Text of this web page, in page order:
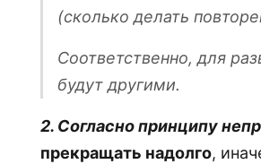
(сколько делать
Соответственно, для
будут другими.
2. Согласно принципу
прекращать надолго,